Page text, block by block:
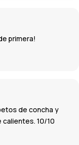
primera!
de concha y
10/10